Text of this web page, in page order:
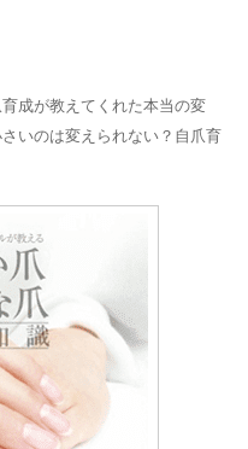
成が教えてくれた本当の変
いのは変えられない？自爪育